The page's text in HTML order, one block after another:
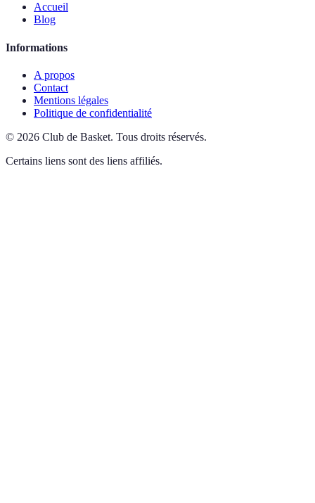
Accueil
Blog
Informations
A propos
Contact
Mentions légales
Politique de confidentialité
© 2026 Club de Basket. Tous droits réservés.
Certains liens sont des liens affiliés.